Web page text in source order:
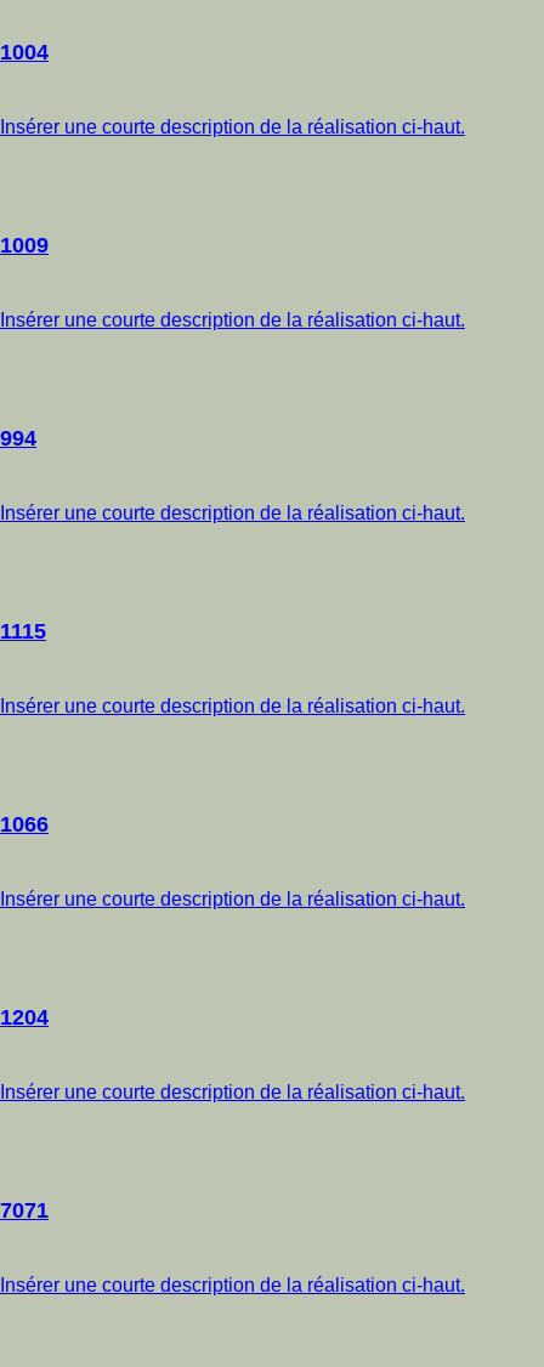
1004
Insérer une courte description de la réalisation ci-haut.
1009
Insérer une courte description de la réalisation ci-haut.
994
Insérer une courte description de la réalisation ci-haut.
1115
Insérer une courte description de la réalisation ci-haut.
1066
Insérer une courte description de la réalisation ci-haut.
1204
Insérer une courte description de la réalisation ci-haut.
7071
Insérer une courte description de la réalisation ci-haut.